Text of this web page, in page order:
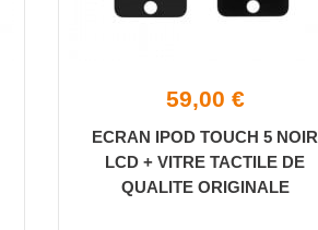
59,00 €
ECRAN IPOD TOUCH 5 NOIR
LCD + VITRE TACTILE DE
QUALITE ORIGINALE